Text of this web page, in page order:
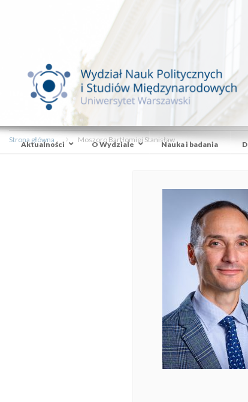
Aktualności O Wydziale Nauka i badania
Strona główna Moszoro Bartłomiej Stanisław